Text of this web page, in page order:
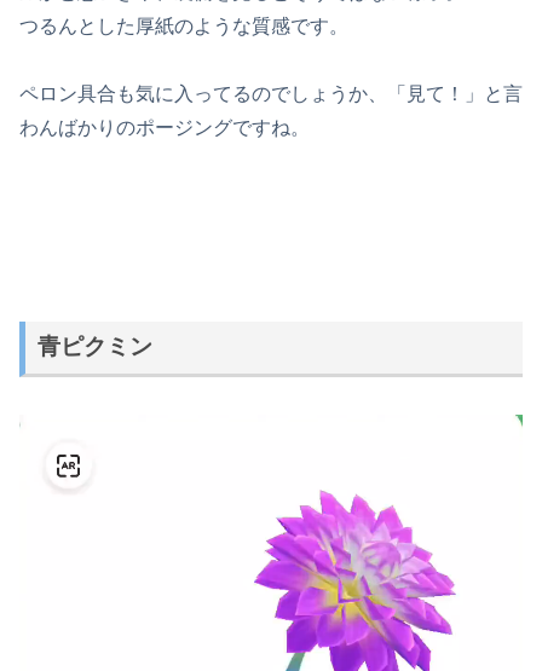
つるんとした厚紙のような質感です。
ペロン具合も気に入ってるのでしょうか、「見て！」と言
わんばかりのポージングですね。
青ピクミン